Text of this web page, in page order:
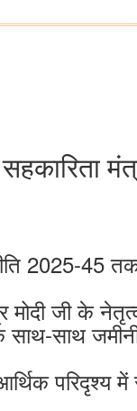
2025-45
मोदी जी के
साथ
परिदृश्य